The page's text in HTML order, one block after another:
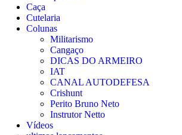
Caça
Cutelaria
Colunas
Militarismo
Cangaço
DICAS DO ARMEIRO
IAT
CANAL AUTODEFESA
Crishunt
Perito Bruno Neto
Instrutor Netto
Vídeos